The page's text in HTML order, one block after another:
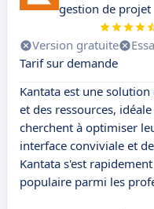
gestion de projet
Version gratuite
Tarif sur demande
Kantata est une
et des ressources,
cherchent à optimiser
interface conviviale et
Kantata s'est
populaire parmi les